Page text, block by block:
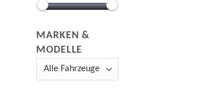
MARKEN &
MODELLE